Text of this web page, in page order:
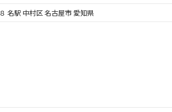
名駅 中村区 名古屋市 愛知県